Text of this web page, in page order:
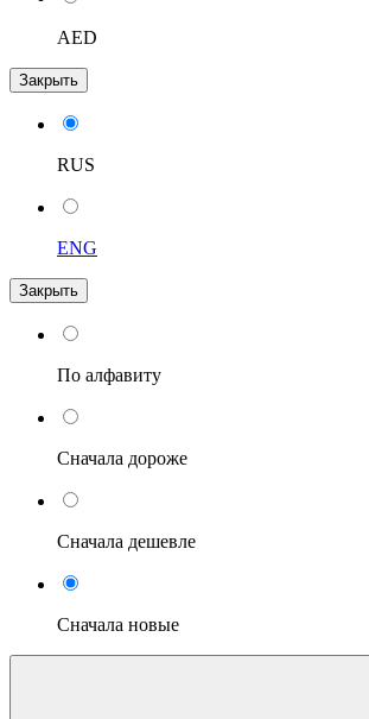
AED
Закрыть
RUS
ENG
Закрыть
По алфавиту
Сначала дороже
Сначала дешевле
Сначала новые